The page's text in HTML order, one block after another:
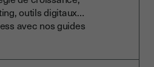
outils digitaux…
avec nos guides